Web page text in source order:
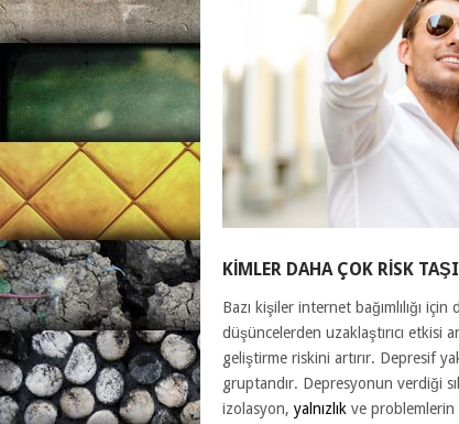
KIMLER DAHA ÇOK RISK
Bazı kişiler internet bağımlılığı
düşüncelerden uzaklaştırıcı etkisi
geliştirme riskini artırır. Depresif
gruptandır. Depresyonun verdiği
izolasyon, yalnızlık ve problemlerin